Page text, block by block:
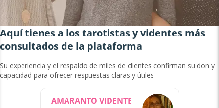
Aquí tienes a los tarotistas y videntes más
consultados de la plataforma
Su experiencia y el respaldo de miles de clientes confirman su don y
capacidad para ofrecer respuestas claras y útiles
AMARANTO VIDENTE